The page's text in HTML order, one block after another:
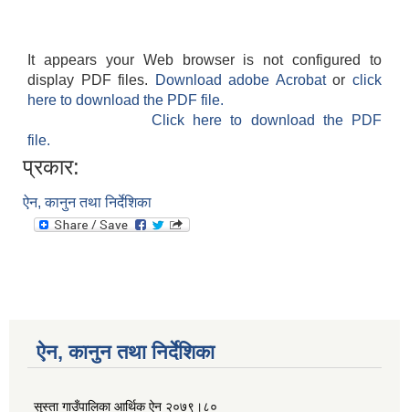
It appears your Web browser is not configured to
display PDF files.
Download adobe Acrobatorclick
here to download the PDF file.
Click here to download the PDF
file.
प्रकार:
ऐन, कानुन तथा निर्देशिका
ऐन, कानुन तथा निर्देशिका
सुस्ता गाउँपालिका आर्थिक ऐन २०७९।८०